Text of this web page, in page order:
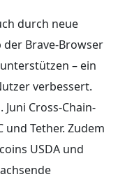
durch neue
Brave-Browser
– ein
verbessert.
Cross-Chain-
und Tether. Zudem
USDA und